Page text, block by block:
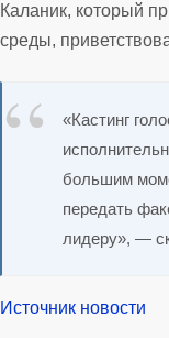
Каланик, который
среды,
«Кастинг
большим
передать
лидеру», —
Источник новости